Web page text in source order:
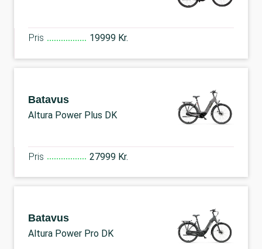
Pris 19999 Kr.
Batavus
Altura Power Plus DK
Pris 27999 Kr.
Batavus
Altura Power Pro DK